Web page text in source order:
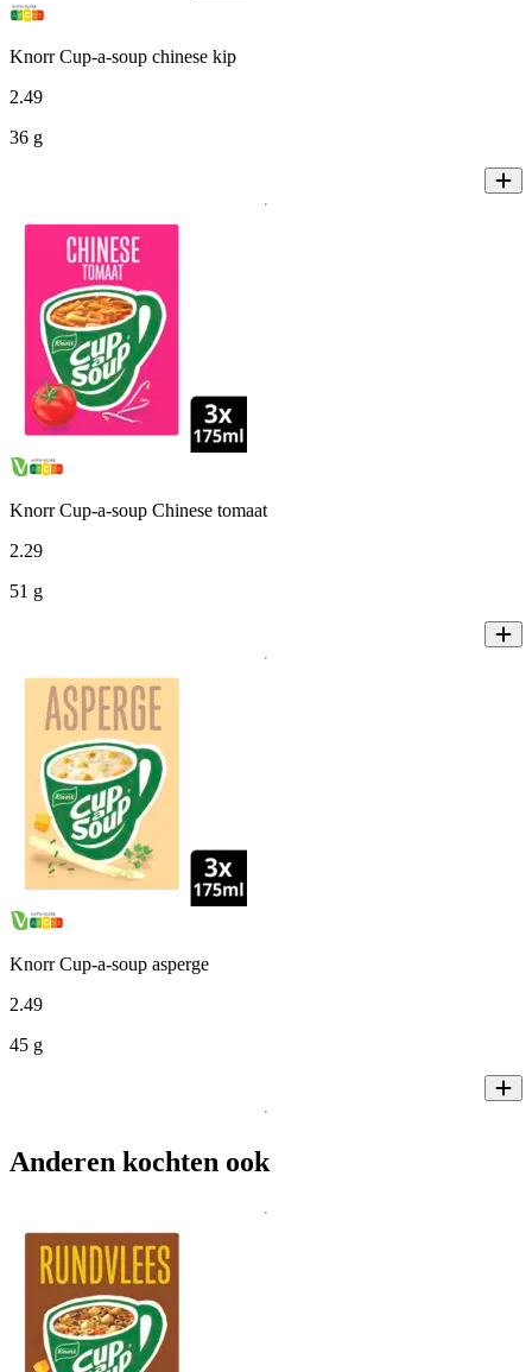
Knorr Cup-a-soup chinese kip
2.49
36 g
Knorr Cup-a-soup Chinese tomaat
2.29
51 g
Knorr Cup-a-soup asperge
2.49
45 g
Anderen kochten ook